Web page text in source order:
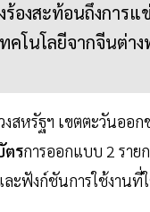
ร้องสะท้อนถึงการแ
คโนโลยีจากจีนต่า
สหรัฐฯ เขตตะวันออ
ตรการออกแบบ 2 ราย
ะฟังก์ชันการใช้งานที่